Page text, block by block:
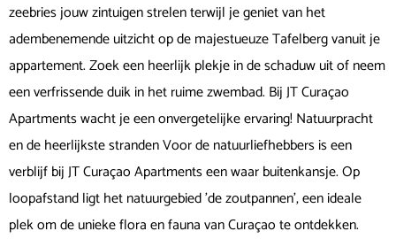
zeebries jouw zintuigen strelen terwijl je geniet van het
adembenemende uitzicht op de majestueuze Tafelberg vanuit je
appartement. Zoek een heerlijk plekje in de schaduw uit of neem
een verfrissende duik in het ruime zwembad. Bij JT Curaçao
Apartments wacht je een onvergetelijke ervaring! Natuurpracht
en de heerlijkste stranden Voor de natuurliefhebbers is een
verblijf bij JT Curaçao Apartments een waar buitenkansje. Op
loopafstand ligt het natuurgebied 'de zoutpannen', een ideale
plek om de unieke flora en fauna van Curaçao te ontdekken.